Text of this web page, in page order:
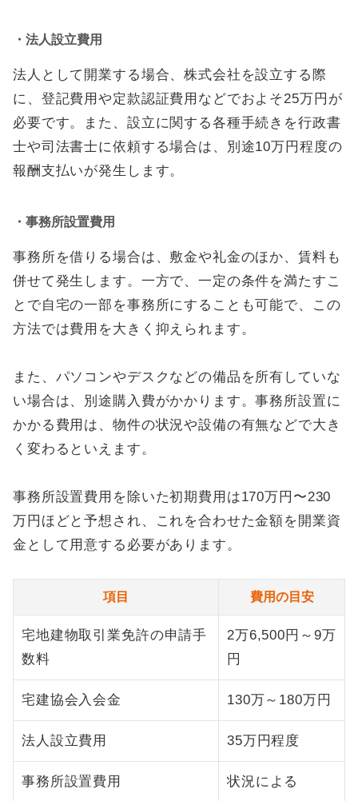
・法人設立費用
法人として開業する場合、株式会社を設立する際
に、登記費用や定款認証費用などでおよそ25万円が
必要です。また、設立に関する各種手続きを行政書
士や司法書士に依頼する場合は、別途10万円程度の
報酬支払いが発生します。
・事務所設置費用
事務所を借りる場合は、敷金や礼金のほか、賃料も
併せて発生します。一方で、一定の条件を満たすこ
とで自宅の一部を事務所にすることも可能で、この
方法では費用を大きく抑えられます。
また、パソコンやデスクなどの備品を所有していな
い場合は、別途購入費がかかります。事務所設置に
かかる費用は、物件の状況や設備の有無などで大き
く変わるといえます。
事務所設置費用を除いた初期費用は170万円〜230
万円ほどと予想され、これを合わせた金額を開業資
金として用意する必要があります。
項目 費用の目安
宅地建物取引業免許の申請手
数料
2万6,500円～9万
円
宅建協会入会金 130万～180万円
法人設立費用 35万円程度
事務所設置費用 状況による